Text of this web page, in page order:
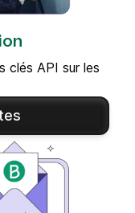
clés API sur les